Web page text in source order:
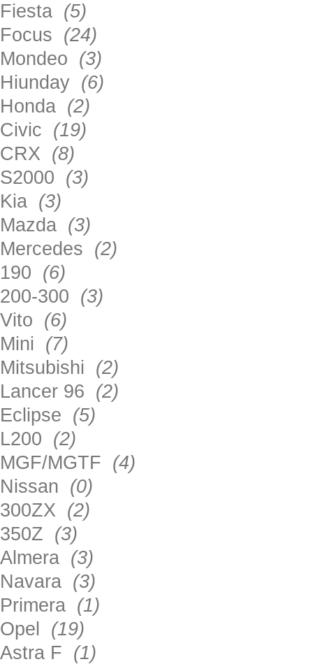
Fiesta (5)
Focus (24)
Mondeo (3)
Hiunday (6)
Honda (2)
Civic (19)
CRX (8)
S2000 (3)
Kia (3)
Mazda (3)
Mercedes (2)
190 (6)
200-300 (3)
Vito (6)
Mini (7)
Mitsubishi (2)
Lancer 96 (2)
Eclipse (5)
L200 (2)
MGF/MGTF (4)
Nissan (0)
300ZX (2)
350Z (3)
Almera (3)
Navara (3)
Primera (1)
Opel (19)
Astra F (1)